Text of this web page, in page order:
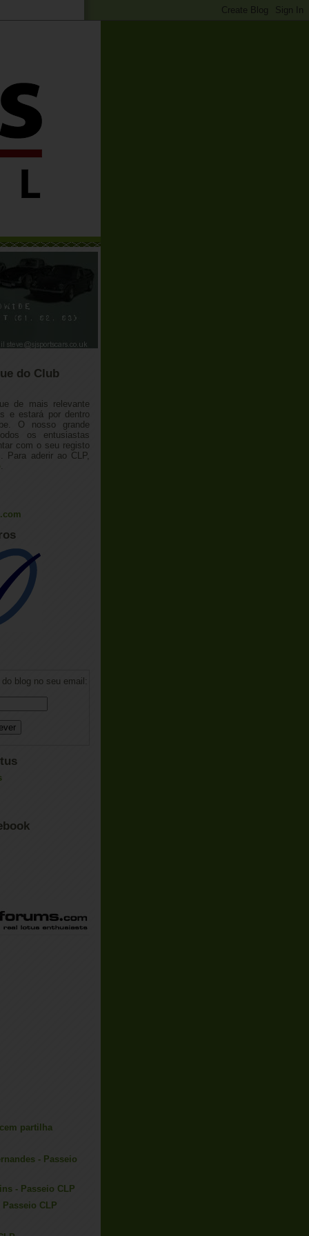
do Club
de mais relevante
e estará por dentro
O nosso grande
os entusiastas
com o seu registo
Para aderir ao CLP,
.
blog no seu email:
partilha
- Passeio
- Passeio CLP
CLP